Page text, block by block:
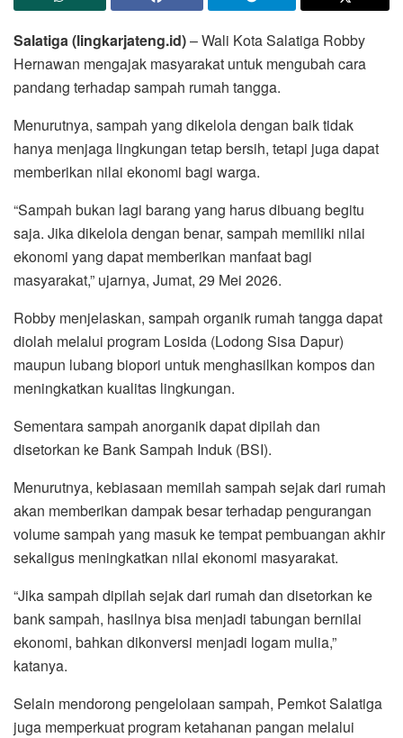
Salatiga (lingkarjateng.id)– Wali Kota Salatiga Robby
Hernawan mengajak masyarakat untuk mengubah cara
pandang terhadap sampah rumah tangga.
Menurutnya, sampah yang dikelola dengan baik tidak
hanya menjaga lingkungan tetap bersih, tetapi juga dapat
memberikan nilai ekonomi bagi warga.
“Sampah bukan lagi barang yang harus dibuang begitu
saja. Jika dikelola dengan benar, sampah memiliki nilai
ekonomi yang dapat memberikan manfaat bagi
masyarakat,” ujarnya, Jumat, 29 Mei 2026.
Robby menjelaskan, sampah organik rumah tangga dapat
diolah melalui program Losida (Lodong Sisa Dapur)
maupun lubang biopori untuk menghasilkan kompos dan
meningkatkan kualitas lingkungan.
Sementara sampah anorganik dapat dipilah dan
disetorkan ke Bank Sampah Induk (BSI).
Menurutnya, kebiasaan memilah sampah sejak dari rumah
akan memberikan dampak besar terhadap pengurangan
volume sampah yang masuk ke tempat pembuangan akhir
sekaligus meningkatkan nilai ekonomi masyarakat.
“Jika sampah dipilah sejak dari rumah dan disetorkan ke
bank sampah, hasilnya bisa menjadi tabungan bernilai
ekonomi, bahkan dikonversi menjadi logam mulia,”
katanya.
Selain mendorong pengelolaan sampah, Pemkot Salatiga
juga memperkuat program ketahanan pangan melalui